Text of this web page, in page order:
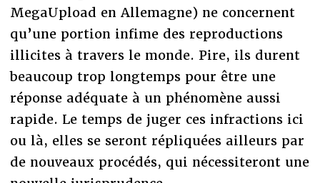
MegaUpload en Allemagne) ne concernent
qu’une portion infime des reproductions
illicites à travers le monde. Pire, ils durent
beaucoup trop longtemps pour être une
réponse adéquate à un phénomène aussi
rapide. Le temps de juger ces infractions ici
ou là, elles se seront répliquées ailleurs par
de nouveaux procédés, qui nécessiteront une